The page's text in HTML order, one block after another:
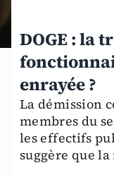
DOGE : la
enrayée ?
La démission
membres du
les effectifs
suggère que la